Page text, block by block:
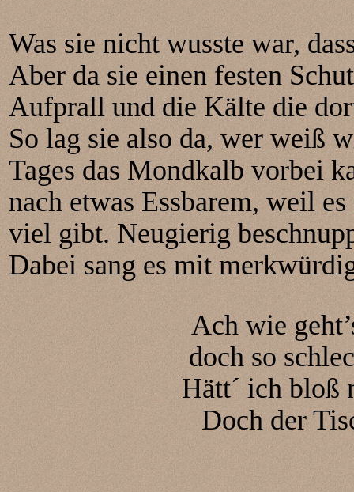
Was sie nicht wusste war,
Aber da sie einen festen
Aufprall und die Kälte die
So lag sie also da, wer weiß
Tages das Mondkalb vorbei
nach etwas Essbarem, weil
viel gibt. Neugierig
Dabei sang es mit
Ach wie
doch so
Hätt´ ich bloß
Doch der